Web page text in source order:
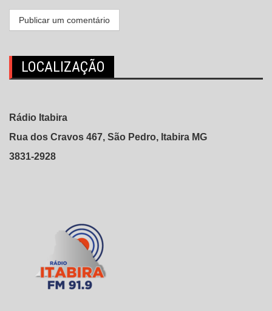
LOCALIZAÇÃO
Rádio Itabira
Rua dos Cravos 467, São Pedro, Itabira MG
3831-2928